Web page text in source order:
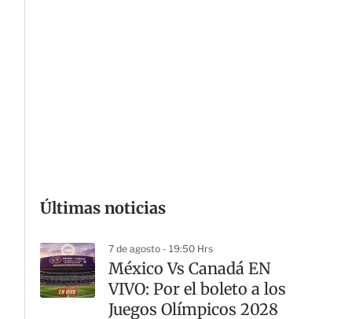
Últimas noticias
7 de agosto - 19:50 Hrs
México Vs Canadá EN
VIVO: Por el boleto a los
Juegos Olímpicos 2028